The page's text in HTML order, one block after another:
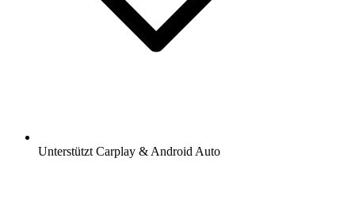
Unterstützt Carplay & Android Auto